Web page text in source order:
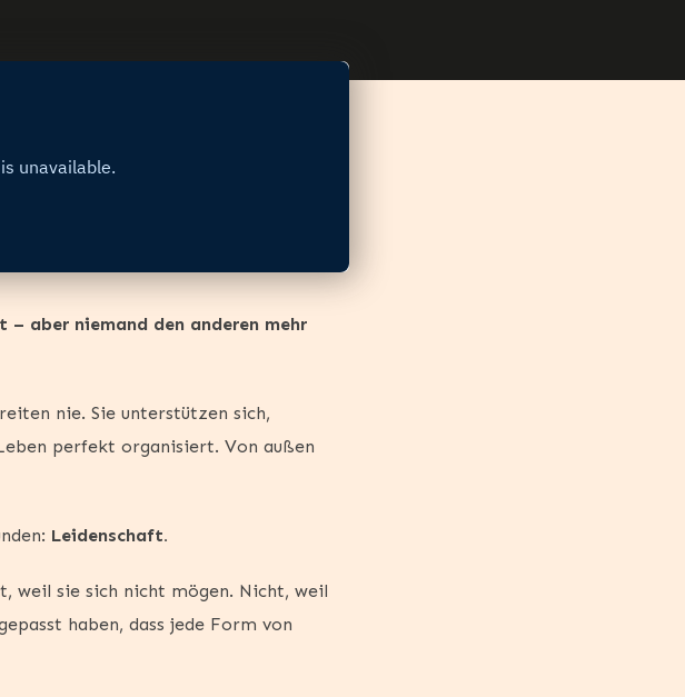
aber niemand den anderen mehr
nie. Sie unterstützen sich,
perfekt organisiert. Von außen
Leidenschaft.
weil sie sich nicht mögen. Nicht, weil
haben, dass jede Form von